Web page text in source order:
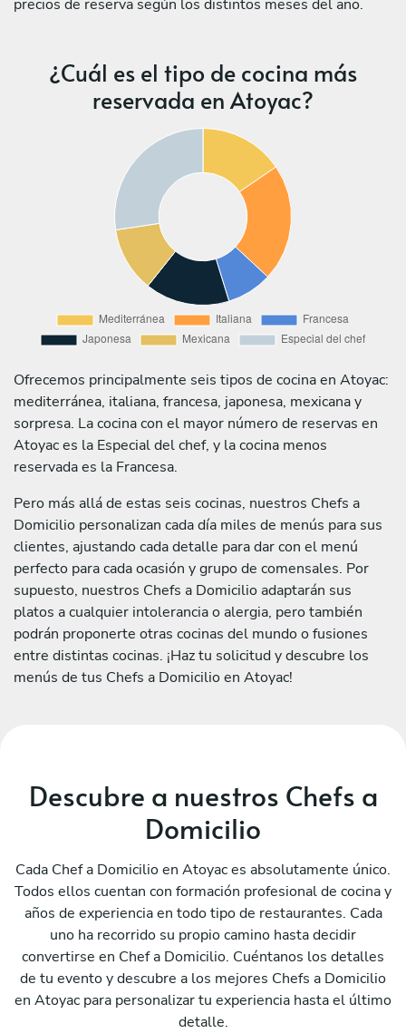
precios de reserva según los distintos meses del año.
¿Cuál es el tipo de cocina más
reservada en Atoyac?
Ofrecemos principalmente seis tipos de cocina en Atoyac:
mediterránea, italiana, francesa, japonesa, mexicana y
sorpresa. La cocina con el mayor número de reservas en
Atoyac es la Especial del chef, y la cocina menos
reservada es la Francesa.
Pero más allá de estas seis cocinas, nuestros Chefs a
Domicilio personalizan cada día miles de menús para sus
clientes, ajustando cada detalle para dar con el menú
perfecto para cada ocasión y grupo de comensales. Por
supuesto, nuestros Chefs a Domicilio adaptarán sus
platos a cualquier intolerancia o alergia, pero también
podrán proponerte otras cocinas del mundo o fusiones
entre distintas cocinas. ¡Haz tu solicitud y descubre los
menús de tus Chefs a Domicilio en Atoyac!
Descubre a nuestros Chefs a
Domicilio
Cada Chef a Domicilio en Atoyac es absolutamente único.
Todos ellos cuentan con formación profesional de cocina y
años de experiencia en todo tipo de restaurantes. Cada
uno ha recorrido su propio camino hasta decidir
convertirse en Chef a Domicilio. Cuéntanos los detalles
de tu evento y descubre a los mejores Chefs a Domicilio
en Atoyac para personalizar tu experiencia hasta el último
detalle.